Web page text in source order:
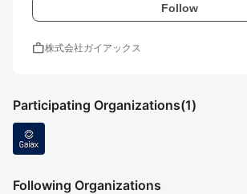
Follow
work株式会社ガイアックス
Participating Organizations(1)
Following Organizations